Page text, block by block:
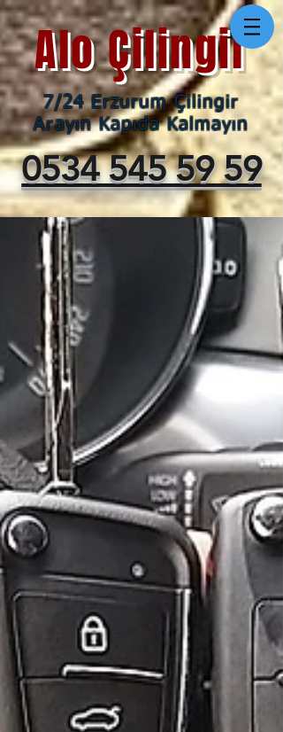
0534 545 59 59
Alo Çilingir
7/24 Erzurum Çilingir
Arayın Kapıda Kalmayın